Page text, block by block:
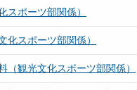
ポーツ部関係）
スポーツ部関係）
観光文化スポーツ部関係）